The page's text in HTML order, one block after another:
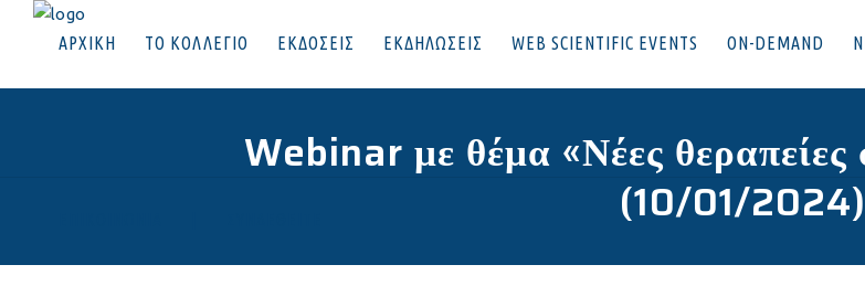
ΑΡΧΙΚΗ ΤΟ ΚΟΛΛΕΓΙΟ ΕΚΔΟΣΕΙΣ ΕΚΔΗΛΩΣΕΙΣ WEB SCIENTIFIC EVENTS ON-DEMAND
Webinar με θέμα «Νέες θεραπείες
(10/01/2024)